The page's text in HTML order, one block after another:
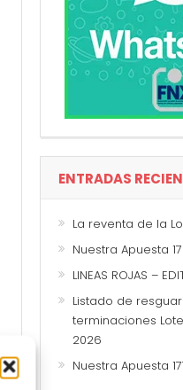
ENTRADAS
La reventa de la
Nuestra Apuesta
LINEAS ROJAS –
Listado de
terminaciones
2026
Nuestra Apuesta